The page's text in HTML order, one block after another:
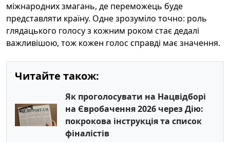
міжнародних змагань, де переможець буде
представляти країну. Одне зрозуміло точно: роль
глядацького голосу з кожним роком стає дедалі
важливішою, тож кожен голос справді має значення.
Читайте також:
Як проголосувати на Нацвідборі
на Євробачення 2026 через Дію:
покрокова інструкція та список
фіналістів